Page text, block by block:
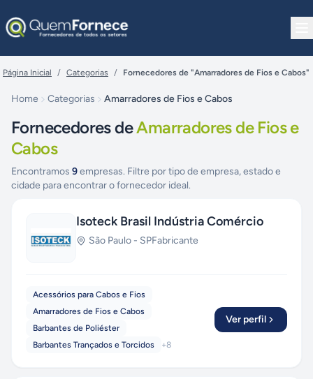
Página Inicial / Categorias / Fornecedores de "Amarradores de Fios e Cabos"
Home Categorias Amarradores de Fios e Cabos
Fornecedores deAmarradores de Fios e
Cabos
Encontramos 9empresas. Filtre por tipo de empresa, estado e
cidade para encontrar o fornecedor ideal.
Isoteck Brasil Indústria Comércio
São Paulo - SPFabricante
Acessórios para Cabos e Fios
Amarradores de Fios e Cabos
Barbantes de Poliéster
Barbantes Trançados e Torcidos
+8
Ver perfil